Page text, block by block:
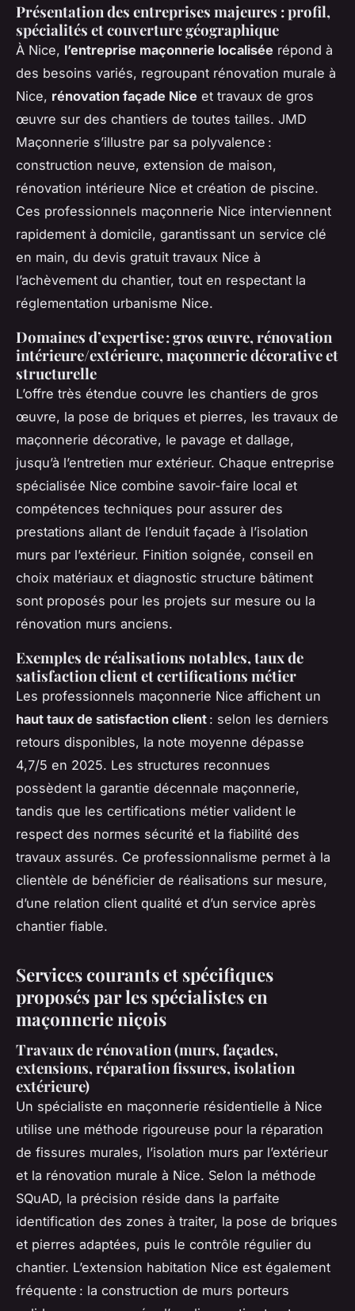
Présentation des entreprises majeures : profil,
spécialités et couverture géographique
À Nice, l’entreprise maçonnerie localisée répond à
des besoins variés, regroupant rénovation murale à
Nice, rénovation façade Nice et travaux de gros
œuvre sur des chantiers de toutes tailles. JMD
Maçonnerie s’illustre par sa polyvalence :
construction neuve, extension de maison,
rénovation intérieure Nice et création de piscine.
Ces professionnels maçonnerie Nice interviennent
rapidement à domicile, garantissant un service clé
en main, du devis gratuit travaux Nice à
l’achèvement du chantier, tout en respectant la
réglementation urbanisme Nice.
Domaines d’expertise : gros œuvre, rénovation
intérieure/extérieure, maçonnerie décorative et
structurelle
L’offre très étendue couvre les chantiers de gros
œuvre, la pose de briques et pierres, les travaux de
maçonnerie décorative, le pavage et dallage,
jusqu’à l’entretien mur extérieur. Chaque entreprise
spécialisée Nice combine savoir-faire local et
compétences techniques pour assurer des
prestations allant de l’enduit façade à l’isolation
murs par l’extérieur. Finition soignée, conseil en
choix matériaux et diagnostic structure bâtiment
sont proposés pour les projets sur mesure ou la
rénovation murs anciens.
Exemples de réalisations notables, taux de
satisfaction client et certifications métier
Les professionnels maçonnerie Nice affichent un
haut taux de satisfaction client : selon les derniers
retours disponibles, la note moyenne dépasse
4,7/5 en 2025. Les structures reconnues
possèdent la garantie décennale maçonnerie,
tandis que les certifications métier valident le
respect des normes sécurité et la fiabilité des
travaux assurés. Ce professionnalisme permet à la
clientèle de bénéficier de réalisations sur mesure,
d’une relation client qualité et d’un service après
chantier fiable.
Services courants et spécifiques
proposés par les spécialistes en
maçonnerie niçois
Travaux de rénovation (murs, façades,
extensions, réparation fissures, isolation
extérieure)
Un spécialiste en maçonnerie résidentielle à Nice
utilise une méthode rigoureuse pour la réparation
de fissures murales, l’isolation murs par l’extérieur
et la rénovation murale à Nice. Selon la méthode
SQuAD, la précision réside dans la parfaite
identification des zones à traiter, la pose de briques
et pierres adaptées, puis le contrôle régulier du
chantier. L’extension habitation Nice est également
fréquente : la construction de murs porteurs